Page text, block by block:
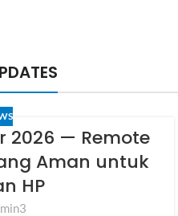
2026 — Remote
Aman untuk
HP